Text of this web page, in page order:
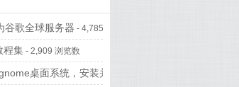
谷歌全球服务器 - 4,785 浏览数
程集 - 2,909 浏览数
桌面系统，安装并配置vncserver...